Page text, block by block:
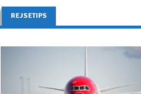
REJSETIPS